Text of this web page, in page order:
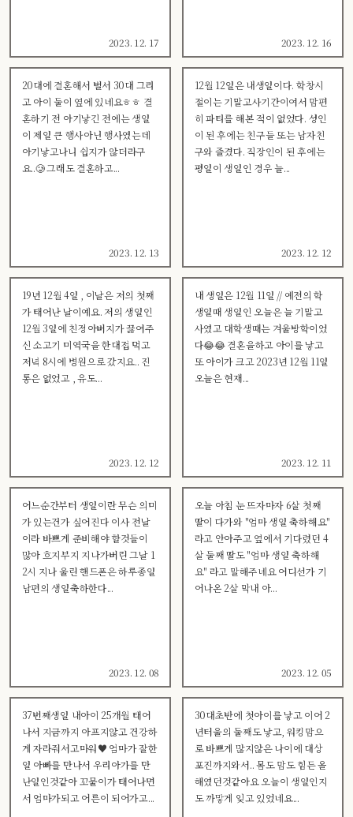
2023. 12. 17 2023. 12. 16
20대에 결혼해서 벌서 30대 그리
고 아이 둘이 옆에 있네요ㅎㅎ 결
혼하기 전 아기낳긴 전에는 생일
이 제일 큰 행사아닌 행사였는데
아기낳고나니 쉽지가 않더라구
요..🥲 그래도 결혼하고...
2023. 12. 13
12월 12일은 내생일이다. 학창시
절이는 기말고사기간이여서 맘편
히 파티를 해본 적이 없었다. 성인
이 된 후에는 친구들 또는 남자친
구와 즐겼다. 직장인이 된 후에는
평일이 생일인 경우 늘...
2023. 12. 12
19년 12월 4일 , 이날은 저의 첫째
가 태어난 날이예요. 저의 생일인
12월 3일에 친정아버지가 끓여주
신 소고기 미역국을 한대접 먹고
저녁 8시에 병원으로 갔지요.. 진
통은 없었고 , 유도...
2023. 12. 12
내 생일은 12월 11일 // 예전의 학
생일때 생일인 오늘은 늘 기말고
사였고 대학생때는 겨울방학이었
다😂😂 결혼을하고 아이를 낳고
또 아이가 크고 2023년 12월 11일
오늘은 현재...
2023. 12. 11
어느순간부터 생일이란 무슨 의미
가 있는건가 싶어진다 이사 전날
이라 바쁘게 준비해야 할것들이
많아 흐지부지 지나가버린 그날 1
2시 지나 울린 핸드폰은 하루종일
남편의 생일축하한다...
2023. 12. 08
오늘 아침 눈 뜨자마자 6살 첫째
딸이 다가와 "엄마 생일 축하해요"
라고 안아주고 옆에서 기다렸던 4
살 둘째 딸도 "엄마 생일 축하해
요" 라고 말해주네요 어디선가 기
어나온 2살 막내 아...
2023. 12. 05
37번째생일 내아이 25개월 태어
나서 지금까지 아프지않고 건강하
게 자라줘서고마워♥ 엄마가 잘한
일 아빠를 만나서 우리아가를 만
난일인것같아 꼬물이가 태어나면
서 엄마가되고 어른이 되어가고...
30대초반에 첫아이를 낳고 이어 2
년터울의 둘째도 낳고, 워킹맘으
로 바쁘게 많지않은 나이에 대상
포진까지와서.. 몸도 맘도 힘든 올
해였던것같아요 오늘이 생일인지
도 까맣게 잊고 있었네요...